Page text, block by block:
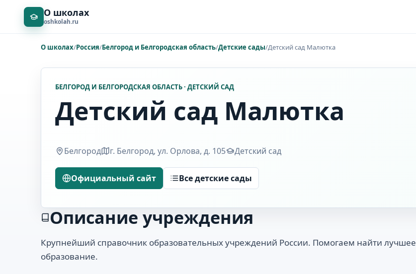
О школах
oshkolah.ru
О школах/Россия/Белгород и Белгородская область/Детские сады/Детский сад Малютка
БЕЛГОРОД И БЕЛГОРОДСКАЯ ОБЛАСТЬ · ДЕТСКИЙ САД
Детский сад Малютка
Белгород г. Белгород, ул. Орлова, д. 105 Детский сад
Официальный сайт Все детские сады
Описание учреждения
Крупнейший справочник образовательных учреждений России. Помогаем найти лучшее
образование.